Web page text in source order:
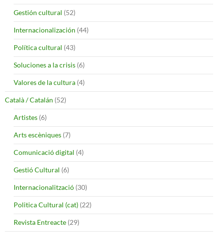
Gestión cultural (52)
Internacionalización (44)
Política cultural (43)
Soluciones a la crisis (6)
Valores de la cultura (4)
Català / Catalán (52)
Artistes (6)
Arts escèniques (7)
Comunicació digital (4)
Gestió Cultural (6)
Internacionalització (30)
Politica Cultural (cat) (22)
Revista Entreacte (29)